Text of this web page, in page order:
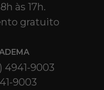
às 17h.
gratuito
4941-9003
9003